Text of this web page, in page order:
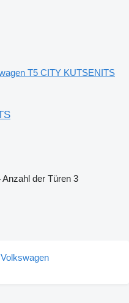
T5 CITY KUTSENITS
Anzahl der Türen 3